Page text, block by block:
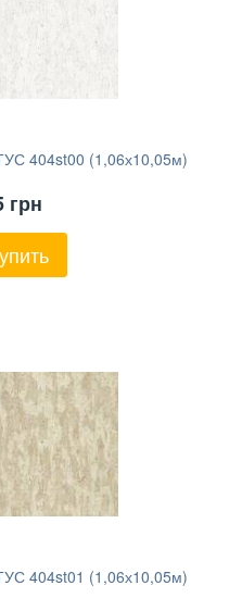
404st00 (1,06х10,05м)
грн
404st01 (1,06х10,05м)